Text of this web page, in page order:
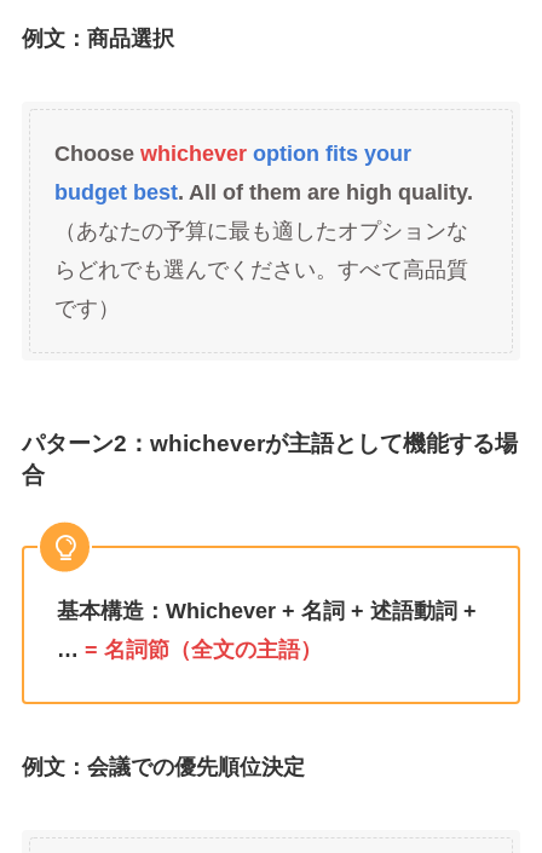
例文：商品選択
Choosewhichever option fits your
budget best. All of them are high quality.
（あなたの予算に最も適したオプションな
らどれでも選んでください。すべて高品質
です）
パターン2：whicheverが主語として機能する場
合
基本構造：Whichever + 名詞 + 述語動詞 +
… = 名詞節（全文の主語）
例文：会議での優先順位決定